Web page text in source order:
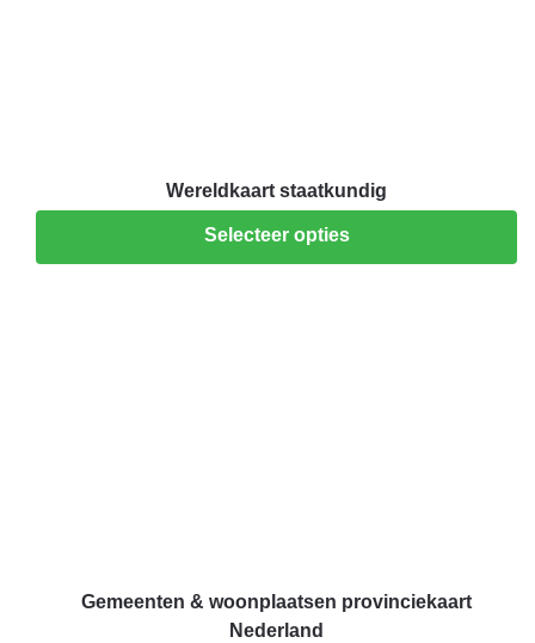
Wereldkaart staatkundig
Selecteer opties
Gemeenten & woonplaatsen provinciekaart
Nederland